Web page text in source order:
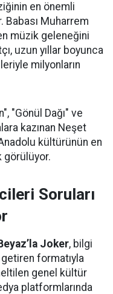
en önemli
Muharrem
müzik geleneğini
uzun yıllar boyunca
milyonların
"Gönül Dağı" ve
kazınan Neşet
kültürünün en
görülüyor.
Soruları
Joker, bilgi
formatıyla
genel kültür
platformlarında